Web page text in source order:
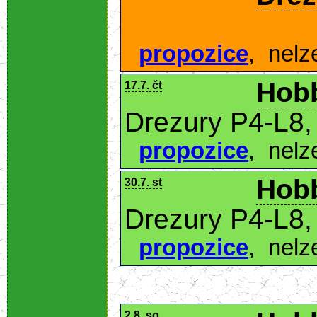
propozice,
17.7. čt
Drezury P4-
propozice,
30.7. st
Drezury P4-
propozice,